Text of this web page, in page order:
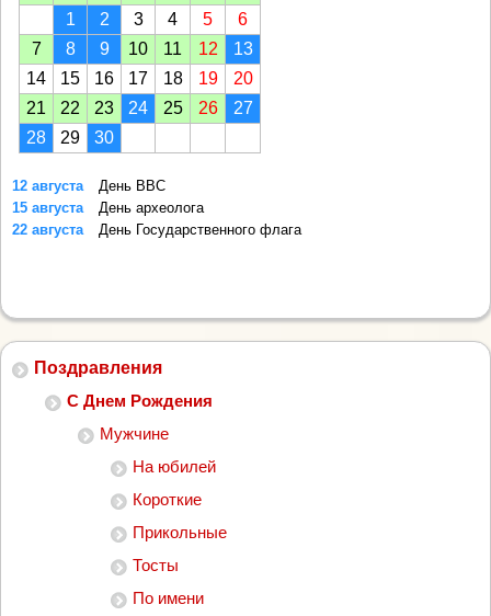
Поздравления
С Днем Рождения
Мужчине
На юбилей
Короткие
Прикольные
Тосты
По имени
1
2 3 4 5
6
7
8 9 10 11 12
13
14
15 16 17 18 19
20
21
22 23 24 25 26
27
28
29 30
12 августа
День ВВС
15 августа
День археолога
22 августа
День Государственного флага